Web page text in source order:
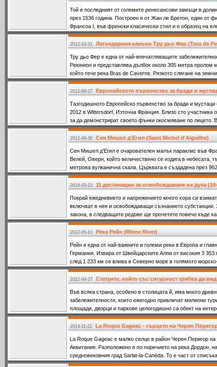
Той е последният от големите ренесансови замъци в
през 1536 година. Построен е от Жан ле Бретон, един от
Франсоа I, във френски класически стил и е образец на
си, но и в наши дни.
2012-10-31 Легендарния каньон Тру дьо Фер (Trou de
Тру дьо Фер е една от най-впечатляващите
Реюнион и представлява дълбок около 305 метра пролом
който тече река Bras de Caverne. Рязкото слягане на
създали “произведение” каквото не може да бъде
името му в превод означава Желязната дупка.
2012-09-27 Европейското първенство за бради и
Тазгодишното Европейско първенство за бради и
2012 в Wittersdorf, Източна Франция. Близо сто участника
за да демонстрират своето фънки окосмяване по лицето.
ексцентричните им бради и мустаци те заложиха и на
2012-08-30 Сен Мишел д'Егил (Saint Michel d'Aiguilhe)
Сен Мишел д'Егил е очарователен малък параклис във
Велей, Оверн, който величествено се издига в небесата,
метрова вулканична скала. Църквата е създадена през
канара е свещено място от хиляди години. На върха й са
праисторически долмен, който римляните посветили на
лъвовете, а след това християните изградили параклис
2014-05-23 11 дестинации за освобождаване на духа
Покрай ежедневието и напрежението много хора си
включват в нея и освобождаващи съзнанието субстанции.
закона, в следващите редове ще прочетете повече къде
внимание!
2012-05-10 Река Рейн (Rhine River)
Рейн е една от най-важните и големи реки в Европа и
Германия. Извира от Швейцарските Алпи от високия 3 353
след 1 233 км се влива в Северно море в голямото
Ротердам.
2012-04-27 Статуите, който със сигурност трябва да
Във всяка страна, особено в столицата й, има много
забележителности, които ежегодно привличат милиони
площади, дворци и паркове целогодишно са обект на
който имат същата
2014-11-22 La Roque Gageac - сърцето на Черен
La Roque Gageac е малко селце в район Черен Перигор
Аквитания. Разположено е по поречието на река Дордон,
средновековния град Sarlat-la-Canéda. То е част от
Франция.